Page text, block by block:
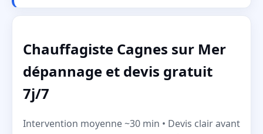
Chauffagiste Cagnes sur Mer
dépannage et devis gratuit
7j/7
Intervention moyenne ~30 min • Devis clair avant